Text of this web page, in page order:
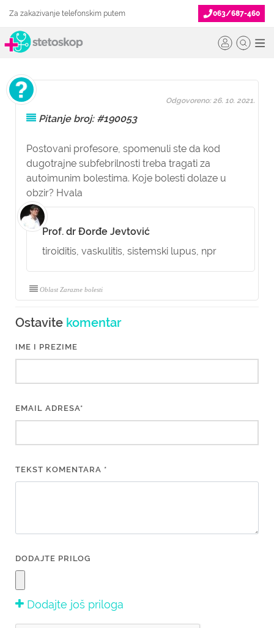
Za zakazivanje telefonskim putem 063/687-460
Pitanje broj: #190053
Postovani profesore, spomenuli ste da kod
dugotrajne subfebrilnosti treba tragati za
autoimunim bolestima. Koje bolesti dolaze u
obzir? Hvala
Odgovoreno: 26. 10. 2021.
Prof. dr Đorđe Jevtović
tiroiditis, vaskulitis, sistemski lupus, npr
Oblast Zarazne bolesti
Ostavite komentar
IME I PREZIME
EMAIL ADRESA*
TEKST KOMENTARA *
DODAJTE PRILOG
Dodajte još priloga